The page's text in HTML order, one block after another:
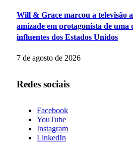
Will & Grace marcou a televisão
amizade em protagonista de uma
influentes dos Estados Unidos
7 de agosto de 2026
Redes sociais
Facebook
YouTube
Instagram
LinkedIn